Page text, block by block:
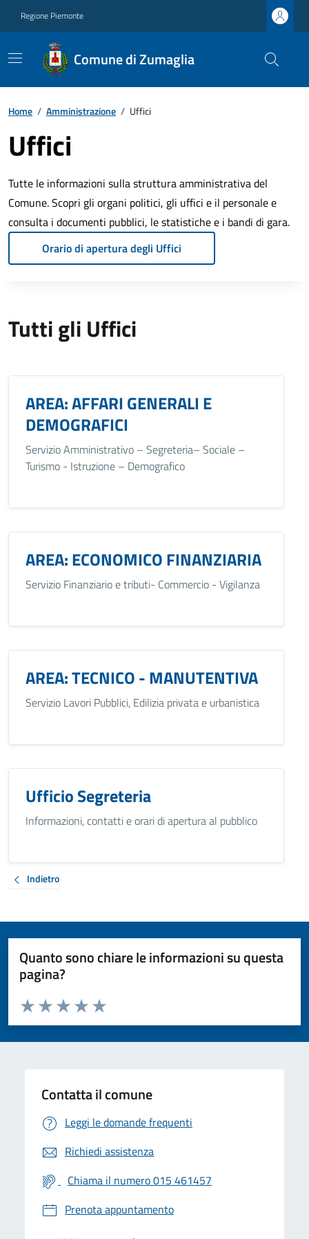
Regione Piemonte
Comune di Zumaglia
Home / Amministrazione / Uffici
Uffici
Tutte le informazioni sulla struttura amministrativa del
Comune. Scopri gli organi politici, gli uffici e il personale e
consulta i documenti pubblici, le statistiche e i bandi di gara.
Orario di apertura degli Uffici
Tutti gli Uffici
AREA: AFFARI GENERALI E
DEMOGRAFICI
Servizio Amministrativo – Segreteria– Sociale –
Turismo - Istruzione – Demografico
AREA: ECONOMICO FINANZIARIA
Servizio Finanziario e tributi- Commercio - Vigilanza
AREA: TECNICO - MANUTENTIVA
Servizio Lavori Pubblici, Edilizia privata e urbanistica
Ufficio Segreteria
Informazioni, contatti e orari di apertura al pubblico
Indietro
Quanto sono chiare le informazioni su questa
pagina?
Valuta da 1 a 5 stelle la pagina
Valuta 5 stelle su 5
Valuta 4 stelle su 5
Valuta 3 stelle su 5
Valuta 2 stelle su 5
Valuta 1 stelle su 5
Contatta il comune
Leggi le domande frequenti
Richiedi assistenza
Chiama il numero 015 461457
Prenota appuntamento